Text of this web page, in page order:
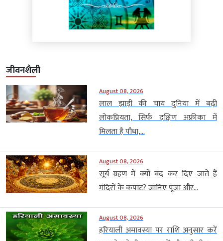
जीवनशैली
August 08, 2026
लाल झाड़ी की चाय दुनिया में बढ़ी
लोकप्रियता, सिर्फ दक्षिण अफ्रीका में
मिलता है पौधा,...
August 08, 2026
सूर्य ग्रहण में क्यों बंद कर दिए जाते हैं
मंदिरों के कपाट? जानिए पूजा और...
August 08, 2026
हरियाली अमावस्या पर राशि अनुसार करें